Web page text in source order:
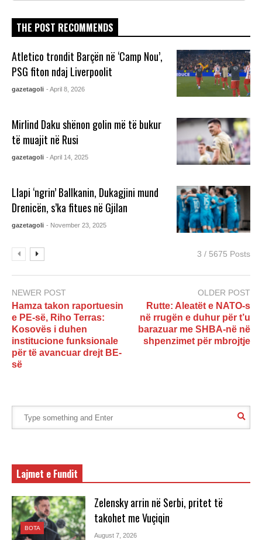
THE POST RECOMMENDS
Atletico trondit Barçën në ‘Camp Nou’,
PSG fiton ndaj Liverpoolit
gazetagoli - April 8, 2026
Mirlind Daku shënon golin më të bukur
të muajit në Rusi
gazetagoli - April 14, 2025
Llapi ‘ngrin’ Ballkanin, Dukagjini mund
Drenicën, s’ka fitues në Gjilan
gazetagoli - November 23, 2025
3 / 5675 Posts
NEWER POST
Hamza takon raportuesin
e PE-së, Riho Terras:
Kosovës i duhen
institucione funksionale
për të avancuar drejt BE-
së
OLDER POST
Rutte: Aleatët e NATO-s
në rrugën e duhur për t’u
barazuar me SHBA-në në
shpenzimet për mbrojtje
Lajmet e Fundit
BOTA
Zelensky arrin në Serbi, pritet të
takohet me Vuçiqin
August 7, 2026